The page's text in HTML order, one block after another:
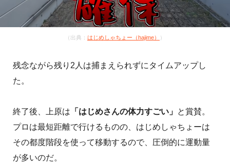
（出典： はじめしゃちょー（hajime） ）
残念ながら残り2人は捕まえられずにタイムアップし
た。
終了後、上原は 「はじめさんの体力すごい」 と賞賛。
プロは最短距離で行けるものの、はじめしゃちょーは
その都度階段を使って移動するので、圧倒的に運動量
が多いのだ。